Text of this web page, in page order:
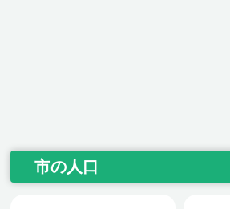
市の人口